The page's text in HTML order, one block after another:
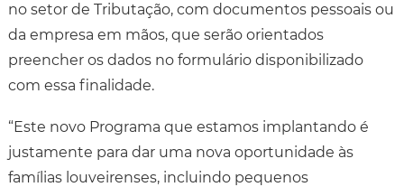
no setor de Tributação, com documentos pessoais ou
da empresa em mãos, que serão orientados
preencher os dados no formulário disponibilizado
com essa finalidade.
“Este novo Programa que estamos implantando é
justamente para dar uma nova oportunidade às
famílias louveirenses, incluindo pequenos